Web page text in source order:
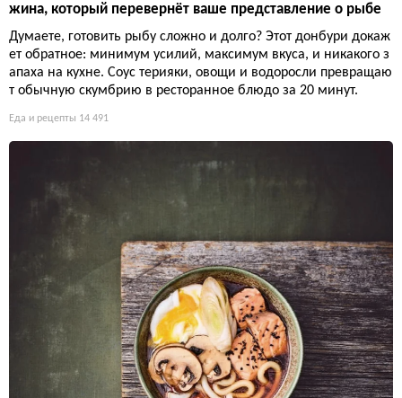
жина, который перевернёт ваше представление о рыбе
Думаете, готовить рыбу сложно и долго? Этот донбури докаж
ет обратное: минимум усилий, максимум вкуса, и никакого з
апаха на кухне. Соус терияки, овощи и водоросли превращаю
т обычную скумбрию в ресторанное блюдо за 20 минут.
Еда и рецепты 14 491